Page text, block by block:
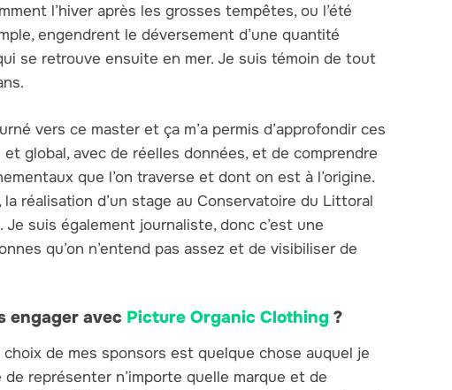
l’hiver après les grosses tempêtes, ou l’été
engendrent le déversement d’une quantité
se retrouve ensuite en mer. Je suis témoin de tout
vers ce master et ça m’a permis d’approfondir ces
global, avec de réelles données, et de comprendre
que l’on traverse et dont on est à l’origine.
réalisation d’un stage au Conservatoire du Littoral
Je suis également journaliste, donc c’est une
qu’on n’entend pas assez et de visibiliser de
engager avec Picture Organic Clothing ?
de mes sponsors est quelque chose auquel je
représenter n’importe quelle marque et de